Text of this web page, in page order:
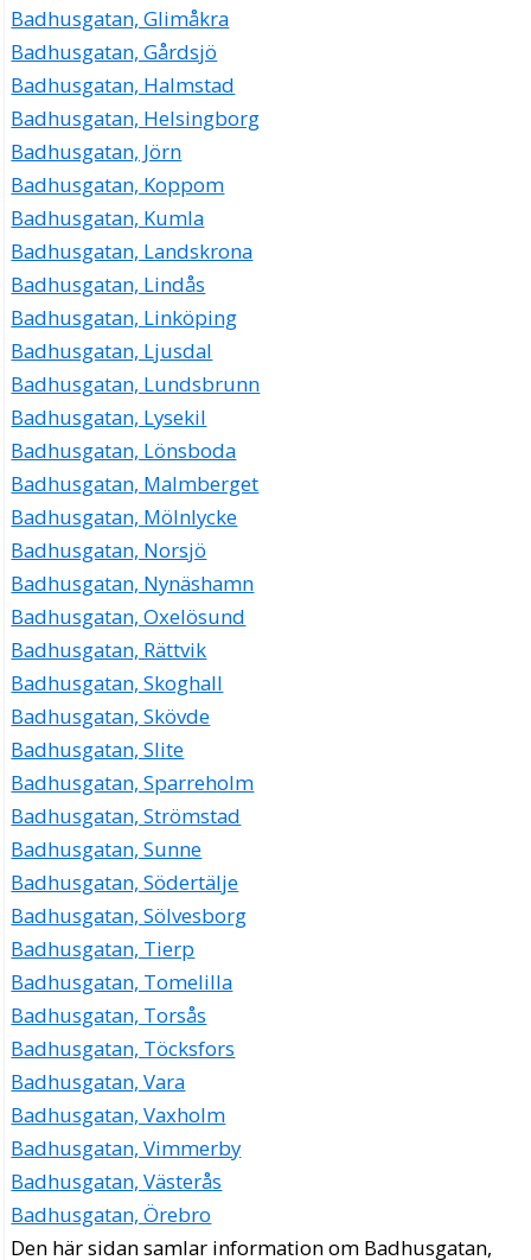
Badhusgatan, Glimåkra
Badhusgatan, Gårdsjö
Badhusgatan, Halmstad
Badhusgatan, Helsingborg
Badhusgatan, Jörn
Badhusgatan, Koppom
Badhusgatan, Kumla
Badhusgatan, Landskrona
Badhusgatan, Lindås
Badhusgatan, Linköping
Badhusgatan, Ljusdal
Badhusgatan, Lundsbrunn
Badhusgatan, Lysekil
Badhusgatan, Lönsboda
Badhusgatan, Malmberget
Badhusgatan, Mölnlycke
Badhusgatan, Norsjö
Badhusgatan, Nynäshamn
Badhusgatan, Oxelösund
Badhusgatan, Rättvik
Badhusgatan, Skoghall
Badhusgatan, Skövde
Badhusgatan, Slite
Badhusgatan, Sparreholm
Badhusgatan, Strömstad
Badhusgatan, Sunne
Badhusgatan, Södertälje
Badhusgatan, Sölvesborg
Badhusgatan, Tierp
Badhusgatan, Tomelilla
Badhusgatan, Torsås
Badhusgatan, Töcksfors
Badhusgatan, Vara
Badhusgatan, Vaxholm
Badhusgatan, Vimmerby
Badhusgatan, Västerås
Badhusgatan, Örebro
Den här sidan samlar information om Badhusgatan,